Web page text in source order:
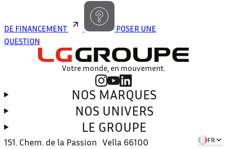
DE FINANCEMENT
POSER UNE
QUESTION
Votre monde, en mouvement.
NOS MARQUES
NOS UNIVERS
LE GROUPE
151. Chem. de la Passion Vella 66100
FR